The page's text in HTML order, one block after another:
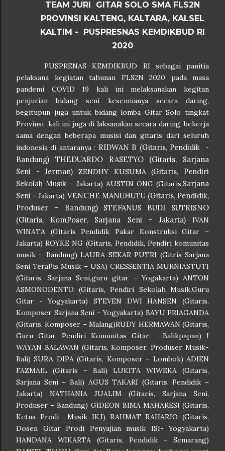
TEAM JURI GITAR SOLO SMA FLS2N
PROVINSI KALTENG, KALTARA, KALSEL
KALTIM - PUSPRESNAS KEMDIKBUD RI
2020
PUSPRENAS KEMDIKBUD RI sebagai panitia
pelaksana kegiatan tahunan FLS2N 2020 pada masa
pandemi COVID 19 kali ini melaksanakan kegitan
penjurian bidang seni kesemuanya secara daring,
begitupun juga untuk bidang lomba Gitar Solo tingkat
Provinsi kali ini juga di laksanakan secara daring, bekerja
sama dengan beberapa musisi dan gitaris dari seluruh
indonesia di antaranya : RIDWAN B (Gitaris, Pendidik -
Bandung) THEDUARDO RASETYO (Gitaris, Sarjana
Seni - Jerman) ZENDHY KUSUMA (Gitaris, Pendiri
Sekolah Musik - Jakarta) AUSTIN ONG (Gitaris,Sarjana
Seni - Jakarta) VENCHE MANUHUTU (Gitaris, Pendidik,
Produser – Bandung) STEFANUS BUDI SUTRISNO
(Gitaris, KomPoser, Sarjana Seni - Jakarta) IVAN
WINATA (Gitaris Pendidik Pakar Konstruksi Gitar –
Jakarta) ROYKE NG (Gitaris, Pendidik, Pendiri komunitas
musik – Bandung) LAURA SEKAR PUTRI (Gitris Sarjana
Seni TeraPis Musik – USA) CRESSENTIA MURNIASTUTI
(Gitaris, Sarjana Seni,guru gitar – Yogakarta) ANTON
ASMONODENTO (Gitaris, Pendiri Sekolah Musik,Guru
Gitar - Yogyakarta) STEVEN DWI HANSEN (Gitaris,
Komposer Sarjana Seni – Yogyakarta) BAYU PRIAGANDA
(Gitaris, Komposer – Malang)RUDY HERMAWAN (Gitaris,
Guru Gitar, Pendiri Komunitas Gitar - Balikpapan) I
WAYAN BALAWAN (Gitaris, Komposer, Produser Musik-
Bali) SURA DIPA (Gitaris, Komposer – Lombok) ADIEN
FAZMAIL (Gitaris – Bali) LUKITA WIWEKA (Gitaris,
Sarjana Seni – Bali) AGUS TAKARI (Gitaris, Pendidik –
Jakarta) NATHANIA JUALIM (Gitaris, Sarjana Seni,
Produser – Bandung) GIDEON BIMA MAHARESI (Gitaris,
Ketua Prodi Musik IKJ) RAHMAT RAHARJO (Gitaris,
Dosen Gitar Prodi Penyajian musik ISI- Yogyakarta)
HANDANA WIKARTA (Gitaris, Pendidik - Semarang)